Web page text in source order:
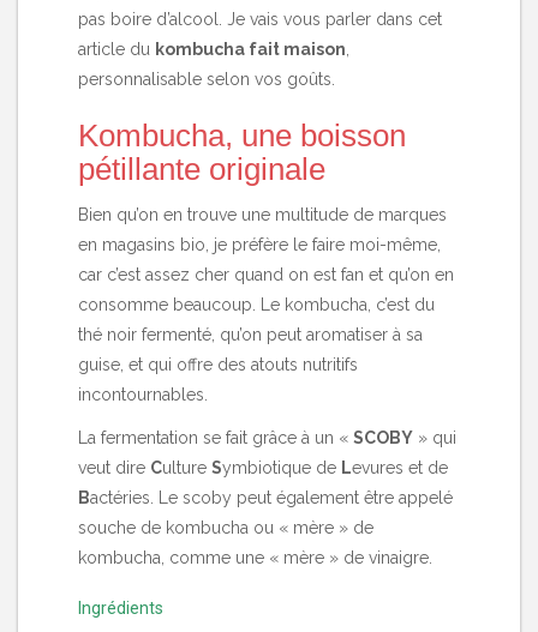
pas boire d’alcool. Je vais vous parler dans cet
article du kombucha fait maison
personnalisable selon vos goûts.
Kombucha, une boisson
pétillante originale
Bien qu’on en trouve une multitude de marques
en magasins bio, je préfère le faire moi-même,
car c’est assez cher quand on est fan et qu’on en
consomme beaucoup. Le kombucha, c’est du
thé noir fermenté, qu’on peut aromatiser à sa
guise, et qui offre des atouts nutritifs
incontournables.
La fermentation se fait grâce à un « SCOBY » qui
veut dire Culture Symbiotique de Levures et de
Bactéries. Le scoby peut également être appelé
souche de kombucha ou « mère » de
kombucha, comme une « mère » de vinaigre.
Ingrédients